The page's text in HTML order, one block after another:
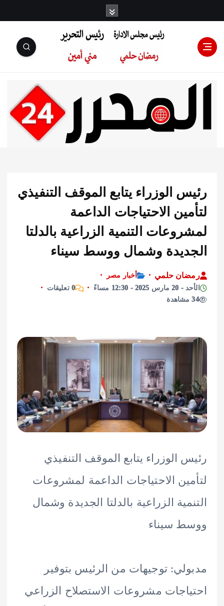
رئيس مجلس
الإدارة: رمضان
التحرير:مني أمين
الوزراء يتابع الموقف التنفيذي
الاحتياجات الداعمة
التنمية الزراعية بالدلتا
وشمال ووسط سيناء
حلمي
أخبار مصر
0 تعليقات
الوزراء يتابع الموقف التنفيذي
الاحتياجات الداعمة لمشروعات
الزراعية بالدلتا الجديدة وشمال
سيناء
توجيهات من الرئيس بتوفير
مشروعات الاستصلاح الزراعي